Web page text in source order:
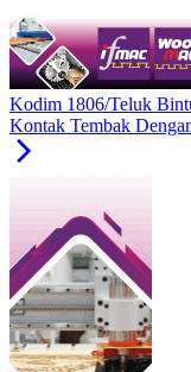
Kodim 1806/Teluk
Kontak Tembak